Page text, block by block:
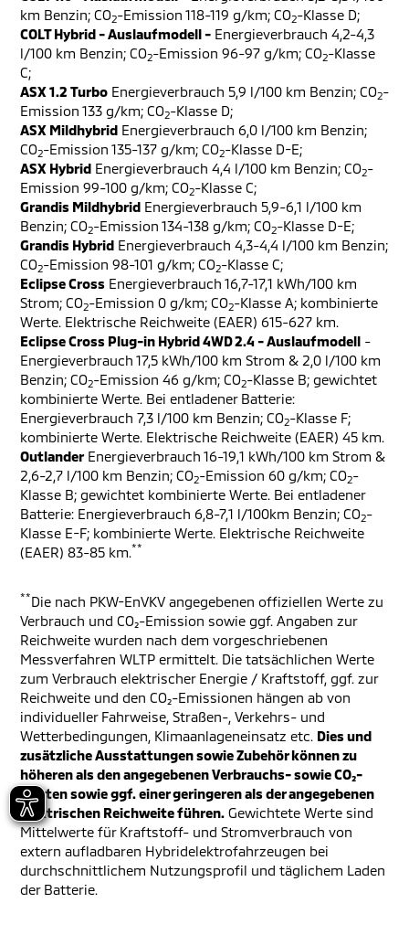
km Benzin; CO2-Emission 118-119 g/km; CO2-Klasse D;
COLT Hybrid - Auslaufmodell - Energieverbrauch 4,2-4,3
l/100 km Benzin; CO2-Emission 96-97 g/km; CO2-Klasse
C;
ASX 1.2 Turbo Energieverbrauch 5,9 l/100 km Benzin; CO2-
Emission 133 g/km; CO2-Klasse D;
ASX Mildhybrid Energieverbrauch 6,0 l/100 km Benzin;
CO2-Emission 135-137 g/km; CO2-Klasse D-E;
ASX Hybrid Energieverbrauch 4,4 l/100 km Benzin; CO2-
Emission 99-100 g/km; CO2-Klasse C;
Grandis Mildhybrid Energieverbrauch 5,9-6,1 l/100 km
Benzin; CO2-Emission 134-138 g/km; CO2-Klasse D-E;
Grandis Hybrid Energieverbrauch 4,3-4,4 l/100 km Benzin;
CO2-Emission 98-101 g/km; CO2-Klasse C;
Eclipse Cross Energieverbrauch 16,7-17,1 kWh/100 km
Strom; CO2-Emission 0 g/km; CO2-Klasse A; kombinierte
Werte. Elektrische Reichweite (EAER) 615-627 km.
Eclipse Cross Plug-in Hybrid 4WD 2.4 - Auslaufmodell -
Energieverbrauch 17,5 kWh/100 km Strom & 2,0 l/100 km
Benzin; CO2-Emission 46 g/km; CO2-Klasse B; gewichtet
kombinierte Werte. Bei entladener Batterie:
Energieverbrauch 7,3 l/100 km Benzin; CO2-Klasse F;
kombinierte Werte. Elektrische Reichweite (EAER) 45 km.
Outlander Energieverbrauch 16-19,1 kWh/100 km Strom &
2,6-2,7 l/100 km Benzin; CO2-Emission 60 g/km; CO2-
Klasse B; gewichtet kombinierte Werte. Bei entladener
Batterie: Energieverbrauch 6,8-7,1 l/100km Benzin; CO2-
Klasse E-F; kombinierte Werte. Elektrische Reichweite
(EAER) 83-85 km.**
**Die nach PKW-EnVKV angegebenen offiziellen Werte zu
Verbrauch und CO₂-Emission sowie ggf. Angaben zur
Reichweite wurden nach dem vorgeschriebenen
Messverfahren WLTP ermittelt. Die tatsächlichen Werte
zum Verbrauch elektrischer Energie / Kraftstoff, ggf. zur
Reichweite und den CO₂-Emissionen hängen ab von
individueller Fahrweise, Straßen-, Verkehrs- und
Wetterbedingungen, Klimaanlageneinsatz etc. Dies und
zusätzliche Ausstattungen sowie Zubehör können zu
höheren als den angegebenen Verbrauchs- sowie CO₂-
Werten sowie ggf. einer geringeren als der angegebenen
elektrischen Reichweite führen. Gewichtete Werte sind
Mittelwerte für Kraftstoff- und Stromverbrauch von
extern aufladbaren Hybridelektrofahrzeugen bei
durchschnittlichem Nutzungsprofil und täglichem Laden
der Batterie.